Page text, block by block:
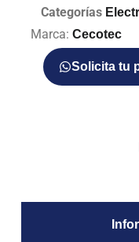
Categorías
Marca: Cecotec
Solicita tu